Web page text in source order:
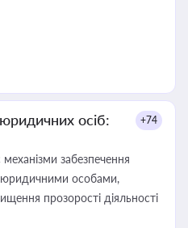
осіб:
+74
забезпечення
юридичними особами,
прозорості діяльності